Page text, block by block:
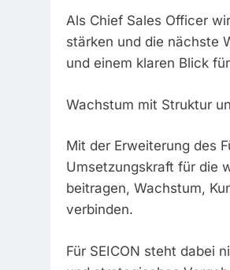
Als Chief Sales Officer
stärken und die nächste
und einem klaren Blick
Wachstum mit Struktur
Mit der Erweiterung des
Umsetzungskraft für die
beitragen, Wachstum,
verbinden.
Für SEICON steht dabei